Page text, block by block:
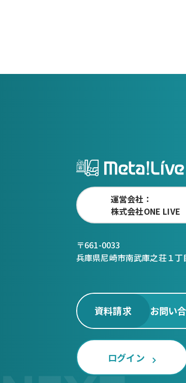
運営会社：
株式会社ONE LIVE
〒661-0033
兵庫県尼崎市南武庫之荘１
資料請求 お問い
ログイン